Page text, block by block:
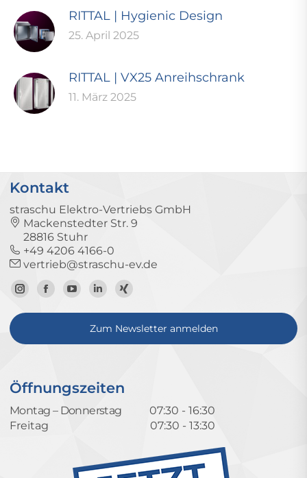
RITTAL | Hygienic Design
25. April 2025
RITTAL | VX25 Anreihschrank
11. März 2025
Kontakt
straschu Elektro-Vertriebs GmbH
Mackenstedter Str. 9
28816 Stuhr
+49 4206 4166-0
vertrieb@straschu-ev.de
Zum
Instagram-
Zur
Facebook-
Zum
YouTube-
Kanal
Zum
LinkedIn-
Profil
Zum
Xing-
Profil
Zum Newsletter anmelden
Öffnungszeiten
Montag – Donnerstag
07:30 - 16:30
Freitag
07:30 - 13:30